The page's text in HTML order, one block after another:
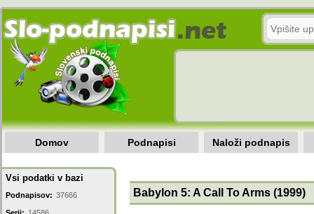
Domov Podnapisi Naloži podnapis
Vsi podatki v bazi
Podnapisov: 37666 Babylon 5: A Call To Arms (1999)